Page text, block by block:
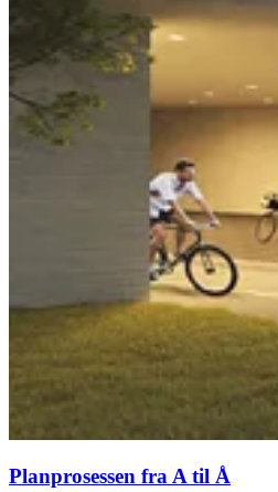
Planprosessen fra A til Å